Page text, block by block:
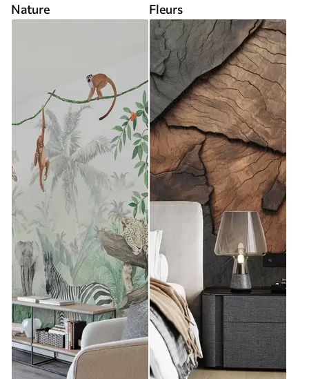
Nature Fleurs